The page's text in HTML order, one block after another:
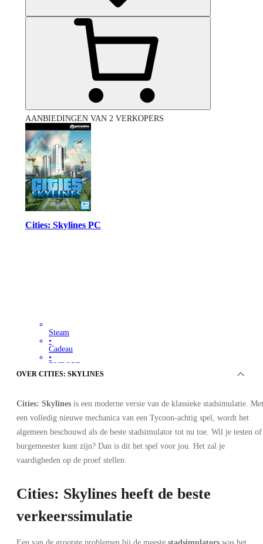
AANBIEDINGEN VAN 2 VERKOPERS
Cities: Skylines PC
Steam
•
Cadeau
•
EUROPE
35.00 EUR
OVER CITIES: SKYLINES
Cities: Skylines is een moderne versie van de klassieke stadsimulatie. Met
een volledig nieuwe mechanica van een Tycoon-achtig spel, wordt het
algemeen beschouwd als de beste stadsimulator tot nu toe. Wil je testen
burgemeester kunt zijn? Dan is dit het spel voor jou. Het zal je
vaardigheden op de proef stellen.
Cities: Skylines heeft de beste
verkeerssimulatie